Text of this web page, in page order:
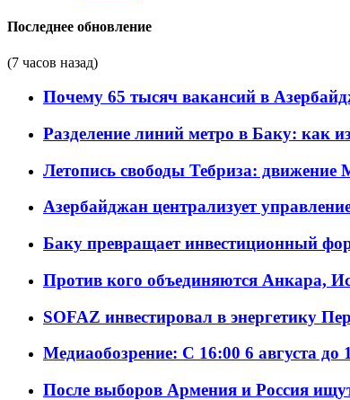
Последнее обновление
(7 часов назад)
Почему 65 тысяч вакансий в
Разделение линий метро в Баку: как
Летопись свободы Тебриза: движение
Азербайджан централизует
Баку превращает инвестиционный
Против кого объединяются Анкара,
SOFAZ инвестировал в энергетику
Медиаобозрение: С 16:00 6 августа до
После выборов Армения и Россия